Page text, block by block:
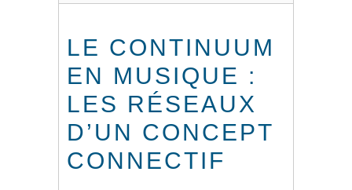
LE CONTINUUM
EN MUSIQUE :
LES RÉSEAUX
D’UN CONCEPT
CONNECTIF